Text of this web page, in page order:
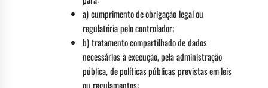
a) cumprimento de obrigação legal ou
regulatória pelo controlador;
b) tratamento compartilhado de dados
necessários à execução, pela administração
pública, de políticas públicas previstas em leis
ou regulamentos;